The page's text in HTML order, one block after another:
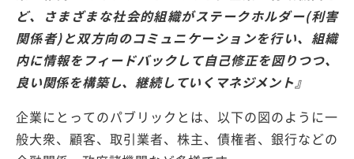
ど、さまざまな社会的組織がステークホルダー(利害
関係者)と双方向のコミュニケーションを行い、組織
内に情報をフィードバックして自己修正を図りつつ、
良い関係を構築し、継続していくマネジメント』
企業にとってのパブリックとは、以下の図のように一
般大衆、顧客、取引業者、株主、債権者、銀行などの